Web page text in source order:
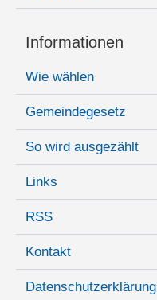
Informationen
Wie wählen
Gemeindegesetz
So wird ausgezählt
Links
RSS
Kontakt
Datenschutzerklärung